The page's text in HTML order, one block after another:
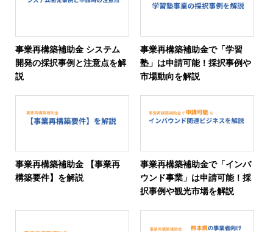
事業再構築補助金 システム
開発の採択事例と注意点を解
説
事業再構築補助金で「学習
塾」は申請可能！採択事例や
市場動向を解説
事業再構築補助金 【事業再
構築要件】を解説
事業再構築補助金で「インバ
ウンド事業」は申請可能！採
択事例や観光市場を解説